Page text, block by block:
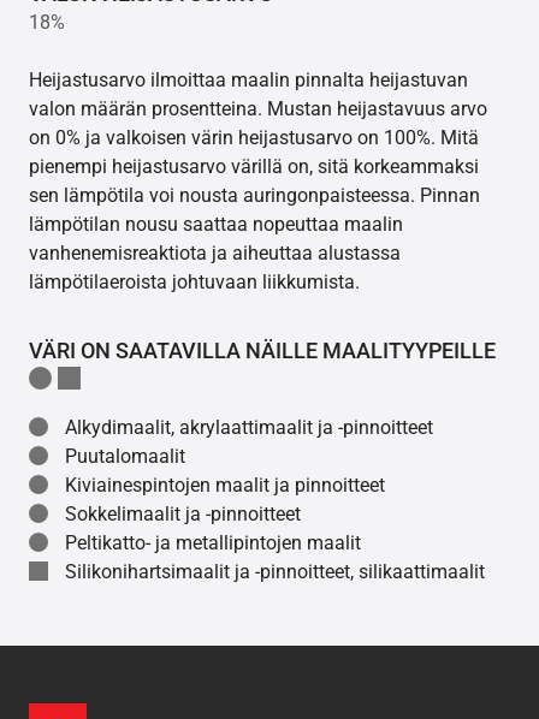
18%
Heijastusarvo ilmoittaa maalin pinnalta heijastuvan
valon määrän prosentteina. Mustan heijastavuus arvo
on 0% ja valkoisen värin heijastusarvo on 100%. Mitä
pienempi heijastusarvo värillä on, sitä korkeammaksi
sen lämpötila voi nousta auringonpaisteessa. Pinnan
lämpötilan nousu saattaa nopeuttaa maalin
vanhenemisreaktiota ja aiheuttaa alustassa
lämpötilaeroista johtuvaan liikkumista.
VÄRI ON SAATAVILLA NÄILLE MAALITYYPEILLE
Alkydimaalit, akrylaattimaalit ja -pinnoitteet
Puutalomaalit
Kiviainespintojen maalit ja pinnoitteet
Sokkelimaalit ja -pinnoitteet
Peltikatto- ja metallipintojen maalit
Silikonihartsimaalit ja -pinnoitteet, silikaattimaalit